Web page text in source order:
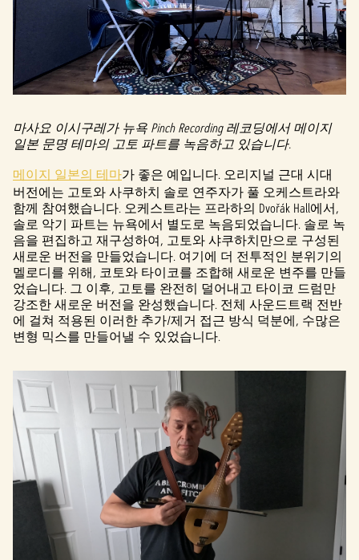
마사요 이시구레가 뉴욕 Pinch Recording 레코딩에서 메이지
일본 문명 테마의 고토 파트를 녹음하고 있습니다.
메이지 일본의 테마가 좋은 예입니다. 오리지널 근대 시대
버전에는 고토와 사쿠하치 솔로 연주자가 풀 오케스트라와
함께 참여했습니다. 오케스트라는 프라하의 Dvořák Hall에서,
솔로 악기 파트는 뉴욕에서 별도로 녹음되었습니다. 솔로 녹
음을 편집하고 재구성하여, 고토와 샤쿠하치만으로 구성된
새로운 버전을 만들었습니다. 여기에 더 전투적인 분위기의
멜로디를 위해, 코토와 타이코를 조합해 새로운 변주를 만들
었습니다. 그 이후, 고토를 완전히 덜어내고 타이코 드럼만
강조한 새로운 버전을 완성했습니다. 전체 사운드트랙 전반
에 걸쳐 적용된 이러한 추가/제거 접근 방식 덕분에, 수많은
변형 믹스를 만들어낼 수 있었습니다.